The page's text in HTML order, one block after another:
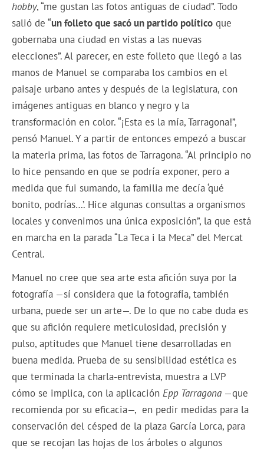
hobby, “me gustan las fotos antiguas de ciudad”. Todo
salió de “un folleto que sacó un partido político que
gobernaba una ciudad en vistas a las nuevas
elecciones”. Al parecer, en este folleto que llegó a las
manos de Manuel se comparaba los cambios en el
paisaje urbano antes y después de la legislatura, con
imágenes antiguas en blanco y negro y la
transformación en color. “¡Esta es la mía, Tarragona!”,
pensó Manuel. Y a partir de entonces empezó a buscar
la materia prima, las fotos de Tarragona. “Al principio no
lo hice pensando en que se podría exponer, pero a
medida que fui sumando, la familia me decía ‘qué
bonito, podrías…’. Hice algunas consultas a organismos
locales y convenimos una única exposición”, la que está
en marcha en la parada “La Teca i la Meca” del Mercat
Central.
Manuel no cree que sea arte esta afición suya por la
fotografía —sí considera que la fotografía, también
urbana, puede ser un arte—. De lo que no cabe duda es
que su afición requiere meticulosidad, precisión y
pulso, aptitudes que Manuel tiene desarrolladas en
buena medida. Prueba de su sensibilidad estética es
que terminada la charla-entrevista, muestra a LVP
cómo se implica, con la aplicaciónEpp Tarragona —que
recomienda por su eficacia—, en pedir medidas para la
conservación del césped de la plaza García Lorca, para
que se recojan las hojas de los árboles o algunos